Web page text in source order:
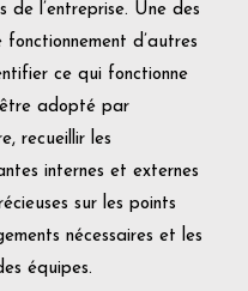
de l’entreprise. Une des
d’autres
ce qui fonctionne
adopté par
recueillir les
internes et externes
sur les points
nécessaires et les
équipes.